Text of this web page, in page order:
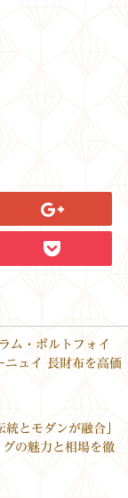
ム・ポルトフォイ
ュイ 長財布を高価
統とモダンが融合」
の魅力と相場を徹